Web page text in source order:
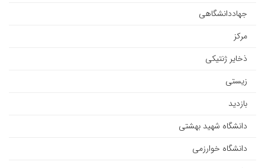
جهاددانشگاهی
مرکز
ذخایر ژنتیکی
زیستی
بازدید
دانشگاه شهید بهشتی
دانشگاه خوارزمی